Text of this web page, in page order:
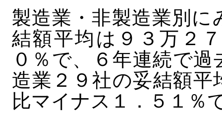
製造業・非製造業別に
結額平均は９３万２
０％で、６年連続で
造業２９社の妥結額平
比マイナス１．５１％